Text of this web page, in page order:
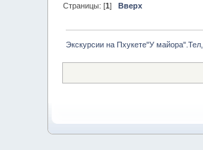
Страницы: [1]Вверх
Экскурсии на Пхукете"У